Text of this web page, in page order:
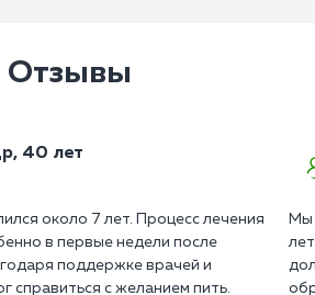
Отзывы
40 лет
около 7 лет. Процесс лечения
в первые недели после
поддержке врачей и
справиться с желанием пить.
Мы